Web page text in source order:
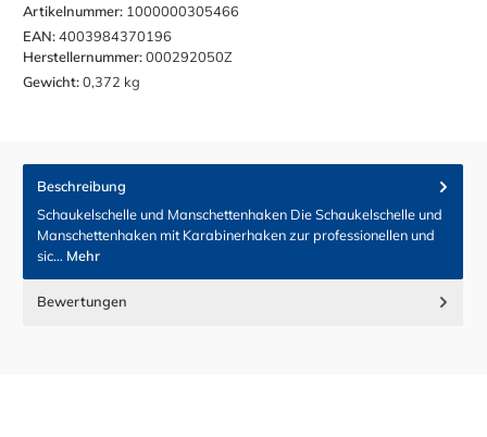
Artikelnummer: 1000000305466
EAN:4003984370196
Herstellernummer:000292050Z
Gewicht:0,372 kg
Beschreibung
Schaukelschelle und Manschettenhaken Die Schaukelschelle und
Manschettenhaken mit Karabinerhaken zur professionellen und
sic… Mehr
Bewertungen